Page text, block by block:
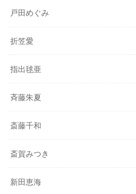
戸田めぐみ
折笠愛
指出毬亜
斉藤朱夏
斎藤千和
斎賀みつき
新田恵海